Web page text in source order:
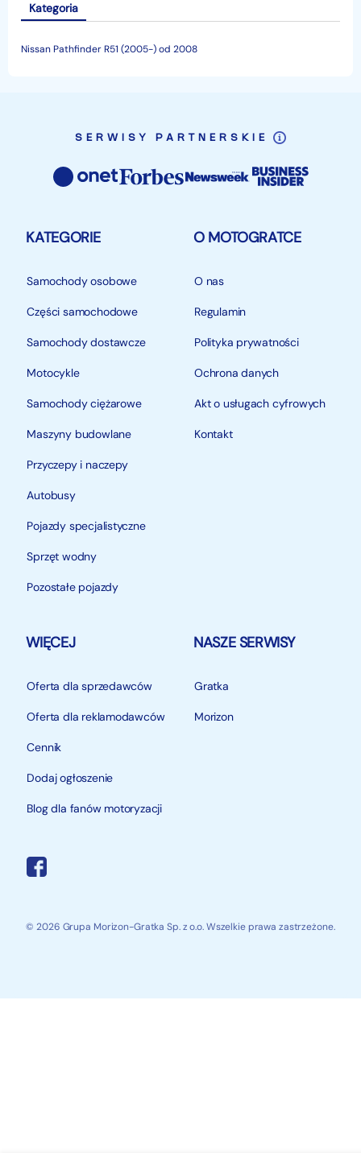
Kategoria
Nissan Pathfinder R51 (2005-) od 2008
SERWISY PARTNERSKIE
KATEGORIE
Samochody osobowe
Części samochodowe
Samochody dostawcze
Motocykle
Samochody ciężarowe
Maszyny budowlane
Przyczepy i naczepy
Autobusy
Pojazdy specjalistyczne
Sprzęt wodny
Pozostałe pojazdy
O MOTOGRATCE
O nas
Regulamin
Polityka prywatności
Ochrona danych
Akt o usługach cyfrowych
Kontakt
WIĘCEJ
Oferta dla sprzedawców
Oferta dla reklamodawców
Cennik
Dodaj ogłoszenie
Blog dla fanów motoryzacji
NASZE SERWISY
Gratka
Morizon
© 2026 Grupa Morizon-Gratka Sp. z o.o. Wszelkie prawa zastrzeżone.